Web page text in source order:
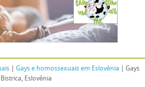
Gays e homossexuais em Eslovênia | Gays
Eslovênia